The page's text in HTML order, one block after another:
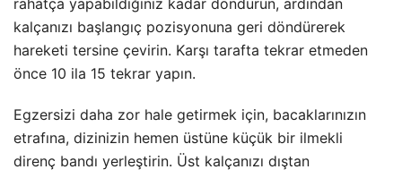
kalçanızı başlangıç pozisyonuna geri döndürerek
hareketi tersine çevirin. Karşı tarafta tekrar etmeden
önce 10 ila 15 tekrar yapın.
Egzersizi daha zor hale getirmek için, bacaklarınızın
etrafına, dizinizin hemen üstüne küçük bir ilmekli
direnç bandı yerleştirin. Üst kalçanızı dıştan